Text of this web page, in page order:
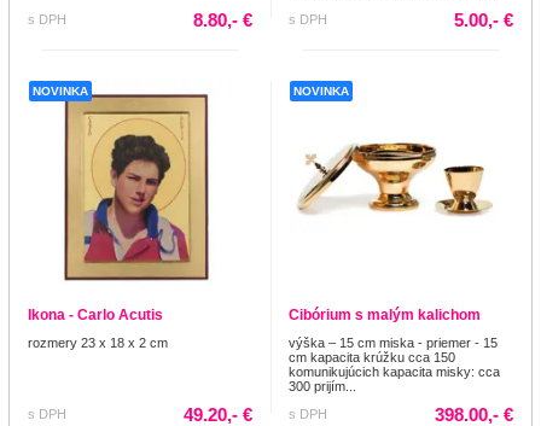
s DPH 8.80,- €
s DPH
5.00,- €
NOVINKA
Ikona - Carlo Acutis
rozmery 23 x 18 x 2 cm
s DPH 49.20,- €
NOVINKA
Cibórium s malým kalichom
výška – 15 cm miska - priemer - 15
cm kapacita krúžku cca 150
komunikujúcich kapacita misky: cca
300 prijím...
s DPH
398.00,- €